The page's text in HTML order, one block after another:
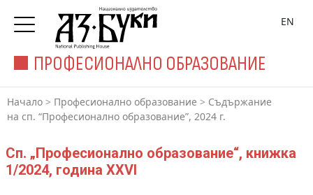
ПРОФЕСИОНАЛНО ОБРАЗОВАНИЕ
EN
Начало > Професионално образование > Съдържание
на сп. “Професионално образование”, 2024 г.
Сп. „Професионално образование“, книжка
1/2024, година XXVI